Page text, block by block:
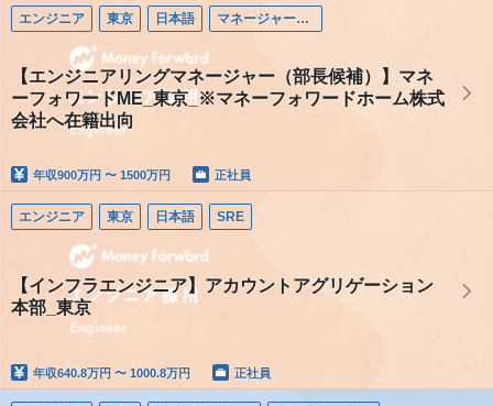
エンジニア 東京 日本語 マネージャー（エンジニア）
【エンジニアリングマネージャー（部長候補）】マネ
ーフォワードME_東京_※マネーフォワードホーム株式
会社へ在籍出向
年収900万円 〜 1500万円 正社員
エンジニア 東京 日本語 SRE
【インフラエンジニア】アカウントアグリゲーション
本部_東京
年収640.8万円 〜 1000.8万円 正社員